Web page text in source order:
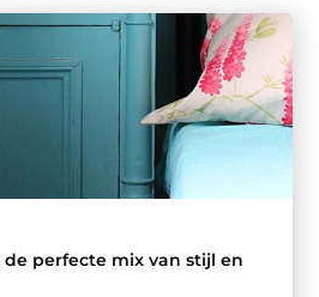
perfecte mix van stijl en